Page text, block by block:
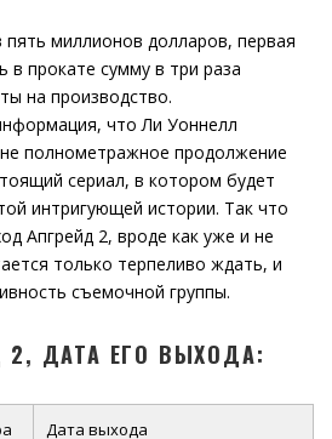
миллионов долларов, первая
в прокате сумму в три раза
на производство.
что Ли Уоннелл
полнометражное продолжение
сериал, в котором будет
интригующей истории. Так что
Апгрейд 2, вроде как уже и не
только терпеливо ждать, и
съемочной группы.
ДАТА ЕГО ВЫХОДА:
Дата выхода